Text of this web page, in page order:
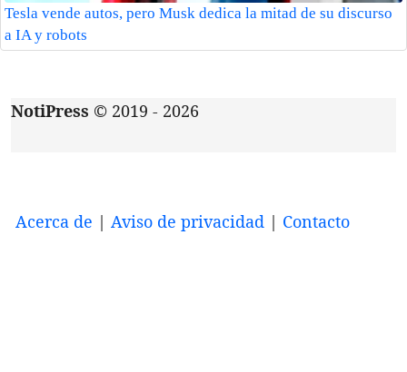
Tesla vende autos, pero Musk dedica la mitad de su discurso
a IA y robots
NotiPress © 2019 - 2026
Acerca de | Aviso de privacidad | Contacto